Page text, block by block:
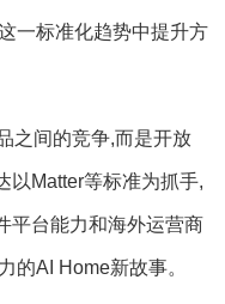
一标准化趋势中提升方
之间的竞争,而是开放
以Matter等标准为抓手,
平台能力和海外运营商
的AI Home新故事。